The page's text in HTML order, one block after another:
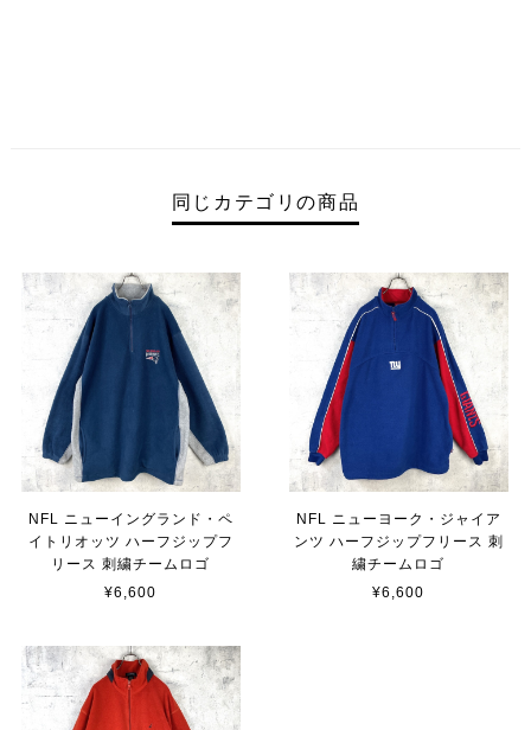
同じカテゴリの商品
NFL ニューイングランド・ペ
イトリオッツ ハーフジップフ
リース 刺繍チームロゴ
¥6,600
NFL ニューヨーク・ジャイア
ンツ ハーフジップフリース 刺
繍チームロゴ
¥6,600